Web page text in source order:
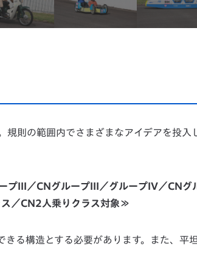
則の範囲内でさまざまなアイデアを投入
III／CNグループIII／グループIV／CNグ
ス／CN2人乗りクラス対象≫
る構造とする必要があります。また、平